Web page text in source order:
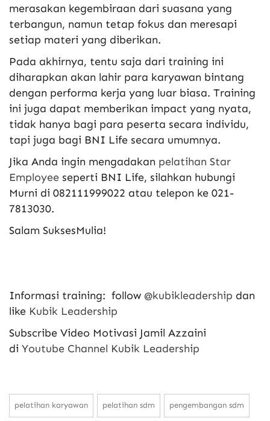
merasakan kegembiraan dari suasana yang
terbangun, namun tetap fokus dan meresapi
setiap materi yang diberikan.
Pada akhirnya, tentu saja dari training ini
diharapkan akan lahir para karyawan bintang
dengan performa kerja yang luar biasa. Training
ini juga dapat memberikan impact yang nyata,
tidak hanya bagi para peserta secara individu,
tapi juga bagi BNI Life secara umumnya.
Jika Anda ingin mengadakan pelatihan Star
Employee seperti BNI Life, silahkan hubungi
Murni di 082111999022 atau telepon ke 021-
7813030.
Salam SuksesMulia!
Informasi training: follow @kubikleadership dan
like Kubik Leadership
Subscribe Video Motivasi Jamil Azzaini
di Youtube Channel Kubik Leadership
pelatihan karyawan pelatihan sdm pengembangan sdm